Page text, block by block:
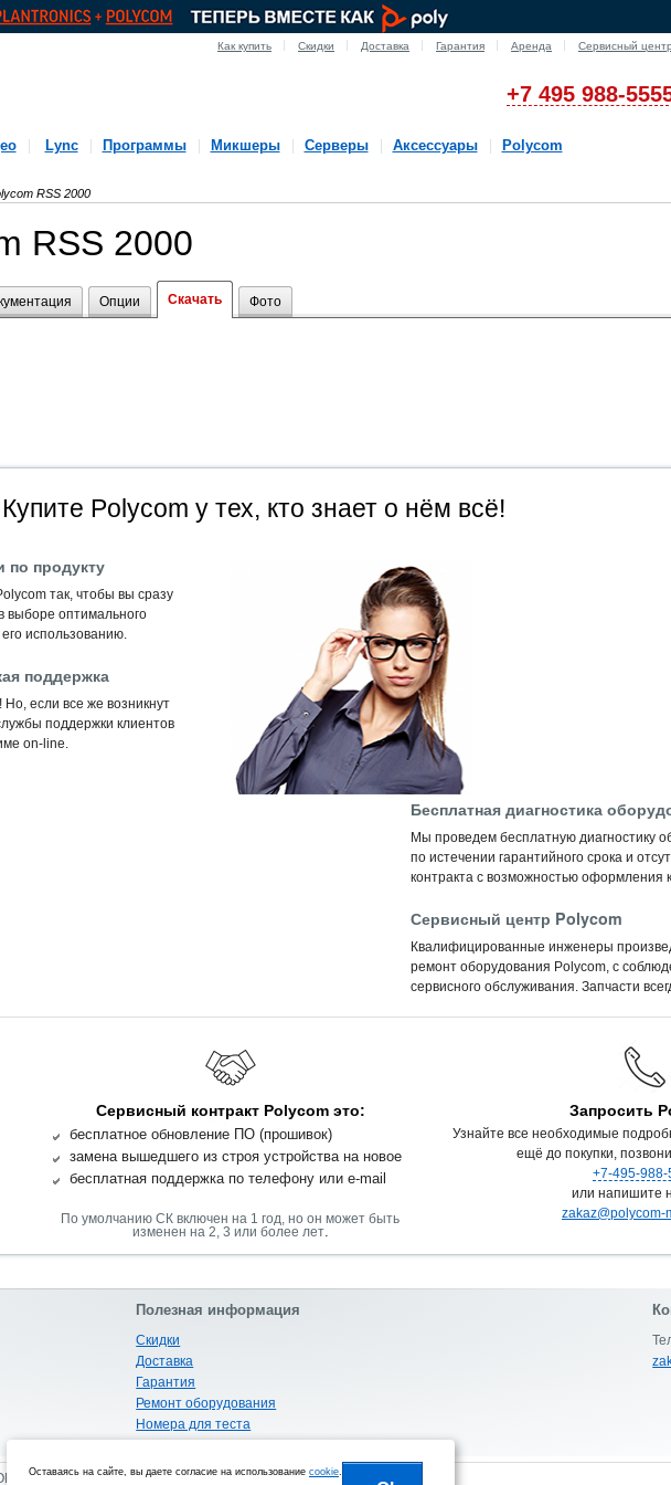
Как купить Скидки Доставка Гарантия Аренда Сервисный центр
+7 495 988-
Lync Программы Микшеры Серверы Аксессуары Polycom
RSS 2000
RSS 2000
Опции Скачать Фото
Купите Polycom у тех, кто знает о нём всё!
по продукту
так, чтобы вы сразу
выборе оптимального
использованию.
поддержка
Но, если все же возникнут
поддержки клиентов
on-line.
Бесплатная диагностика
Мы проведем бесплатную диагностику
по истечении гарантийного срока и
контракта с возможностью оформления
Сервисный центр Polycom
Квалифицированные инженеры
ремонт оборудования Polycom, c
сервисного обслуживания. Запчасти
Сервисный контракт Polycom это:
бесплатное обновление ПО (прошивок)
замена вышедшего из строя устройства на новое
бесплатная поддержка по телефону или e-mail
По умолчанию СК включен на 1 год, но он может быть
изменен на 2, 3 или более лет.
Запросить
Узнайте все необходимые
ещё до покупки,
+7-495-988-
или напишите
zakaz@polycom-
Полезная информация
Скидки
Доставка
Гарантия
Ремонт оборудования
Номера для теста
PROGRAM
Оставаясь на сайте, вы даете согласие на использование cookie.